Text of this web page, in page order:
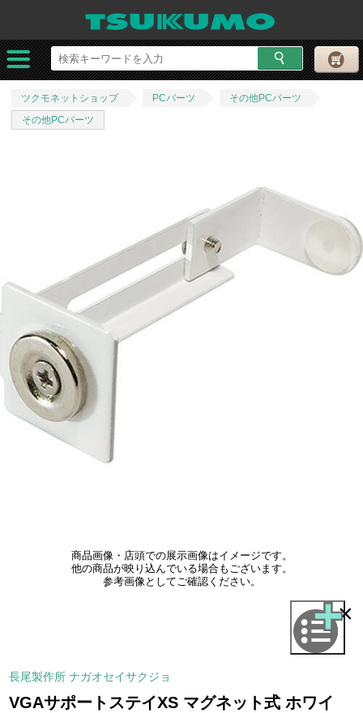
ツクモネットショップ PCパーツ
その他PCパーツ
その他PCパーツ
商品画像・店頭での展示画像はイメージです。
他の商品が映り込んでいる場合もございます。
参考画像としてご確認ください。
×
長尾製作所 ナガオセイサクジョ
VGAサポートステイXS マグネット式 ホワイ